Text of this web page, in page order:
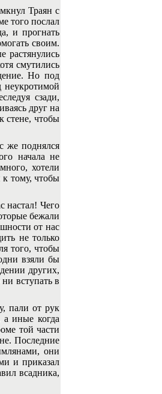
Траян с
того послал
и прогнать
своим.
растянулись
смутились
Но под
неукротимой
сзади,
друг на
стене, чтобы
же поднялся
начала не
хотели
к тому, чтобы
настал! Чего
бежали
от нас
не только
того, чтобы
взяли бы
других,
вступать в
пали от рук
а иные когда
той части
Последние
они
и приказал
всадника,